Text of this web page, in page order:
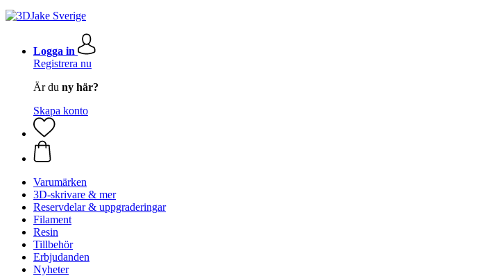
Logga in
Registrera nu
Är du ny här?
Skapa konto
Varumärken
3D-skrivare & mer
Reservdelar & uppgraderingar
Filament
Resin
Tillbehör
Erbjudanden
Nyheter